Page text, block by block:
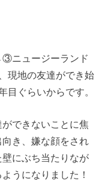
ニュージーランド
現地の友達ができ始
目ぐらいからです。
できないことに焦
き、嫌な顔をされ
にぶち当たりなが
うになりました！